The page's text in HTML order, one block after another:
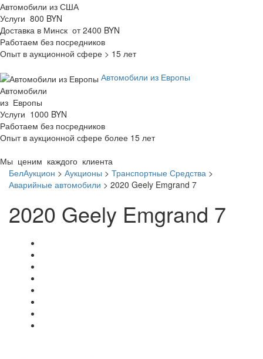
Автомобили из США
Услуги 800 BYN
Доставка в Минск от 2400 BYN
Работаем без посредников
Опыт в аукционной сфере > 15 лет
Автомобили из Европы
Автомобили
из Европы
Услуги 1000 BYN
Работаем без посредников
Опыт в аукционной сфере более 15 лет
Мы ценим каждого клиента
БелАукцион > Аукционы > Транспортные Средства >
Аварийные автомобили > 2020 Geely Emgrand 7
2020 Geely Emgrand 7